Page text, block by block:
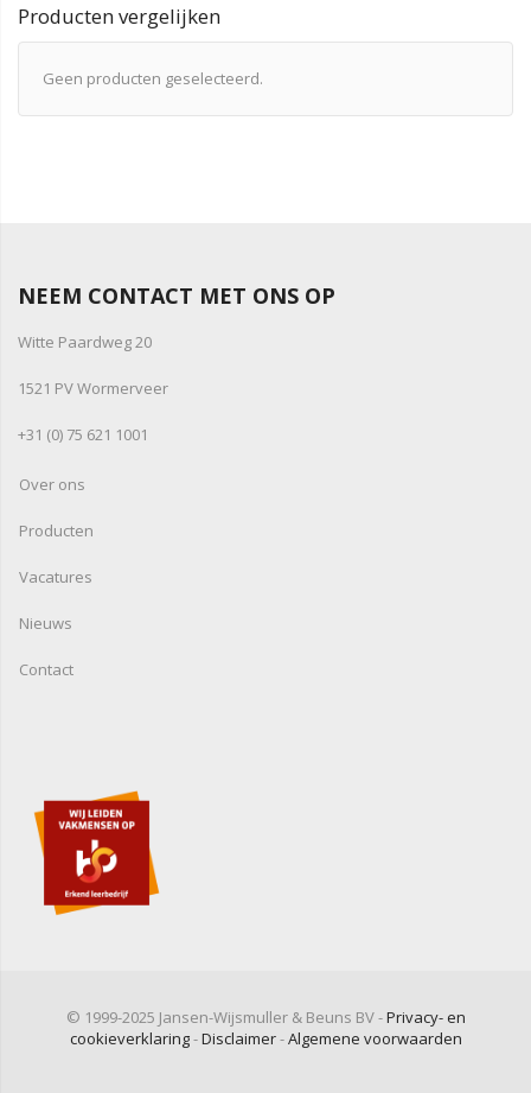
Producten vergelijken
Geen producten geselecteerd.
NEEM CONTACT MET ONS OP
Witte Paardweg 20
1521 PV Wormerveer
+31 (0) 75 621 1001
Over ons
Producten
Vacatures
Nieuws
Contact
© 1999-2025 Jansen-Wijsmuller & Beuns BV -Privacy- en
cookieverklaring-Disclaimer-Algemene voorwaarden